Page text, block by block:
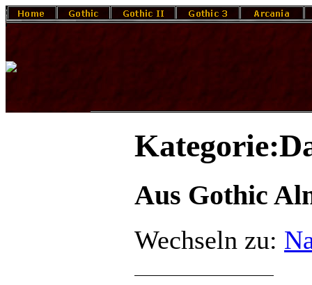
Aus Gothic
Wechseln zu: